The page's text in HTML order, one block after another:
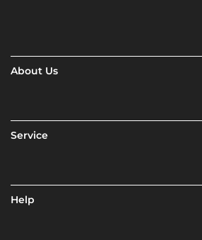
About Us
Service
Help